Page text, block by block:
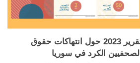
تقرير 2023 حول انتهاكات حقوق
الصحفيين الكرد في سوريا